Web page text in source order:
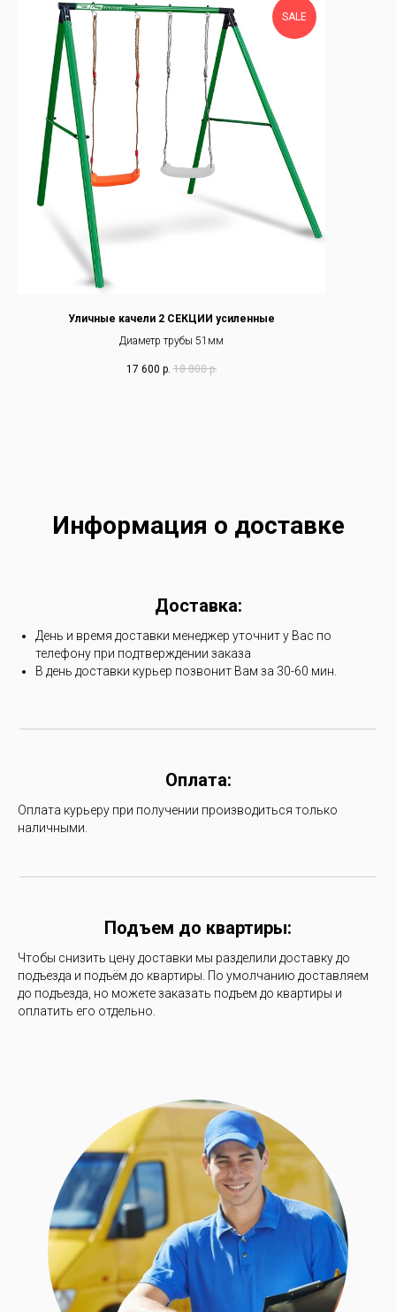
SALE
Уличные качели 2 СЕКЦИИ усиленные
Диаметр трубы 51мм
17 600 р. 18 800 р.
Информация о доставке
Доставка:
День и время доставки менеджер уточнит у Вас по
телефону при подтверждении заказа
В день доставки курьер позвонит Вам за 30-60 мин.
Оплата:
Оплата курьеру при получении производиться только
наличными.
Подъем до квартиры:
Чтобы снизить цену доставки мы разделили доставку до
подъезда и подъём до квартиры. По умолчанию доставляем
до подъезда, но можете заказать подъем до квартиры и
оплатить его отдельно.